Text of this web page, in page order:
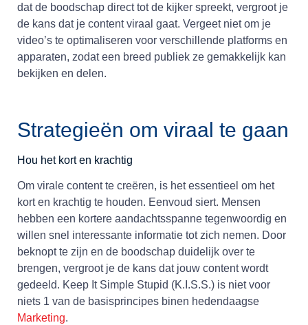
dat de boodschap direct tot de kijker spreekt, vergroot je
de kans dat je content viraal gaat. Vergeet niet om je
video’s te optimaliseren voor verschillende platforms en
apparaten, zodat een breed publiek ze gemakkelijk kan
bekijken en delen.
Strategieën om viraal te gaan
Hou het kort en krachtig
Om virale content te creëren, is het essentieel om het
kort en krachtig te houden. Eenvoud siert. Mensen
hebben een kortere aandachtsspanne tegenwoordig en
willen snel interessante informatie tot zich nemen. Door
beknopt te zijn en de boodschap duidelijk over te
brengen, vergroot je de kans dat jouw content wordt
gedeeld. Keep It Simple Stupid (K.I.S.S.) is niet voor
niets 1 van de basisprincipes binen hedendaagse
Marketing.